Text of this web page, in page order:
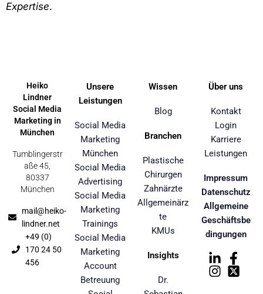
Expertise.
Heiko
Lindner
Social Media
Marketing in
München
Tumblingerstr
aße 45,
80337
München
mail@heiko-
lindner.net
+49 (0)
170 24 50
456
Unsere
Leistungen
Social Media
Marketing
München
Social Media
Advertising
Social Media
Marketing
Trainings
Social Media
Marketing
Account
Betreuung
Wissen
Blog
Branchen
Plastische
Chirurgen
Zahnärzte
Allgemeinärz
te
KMUs
Insights
Dr.
Über uns
Kontakt
Login
Karriere
Leistungen
Impressum
Datenschutz
Allgemeine
Geschäftsbe
dingungen